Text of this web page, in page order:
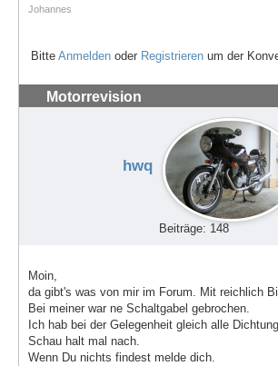
Johannes
Bitte Anmelden oder Registrieren um der
Motorrevision
hwq
Beiträge: 148
Moin,
da gibt's was von mir im Forum. Mit reichlich
Bei meiner war ne Schaltgabel gebrochen.
Ich hab bei der Gelegenheit gleich alle
Schau halt mal nach.
Wenn Du nichts findest melde dich.